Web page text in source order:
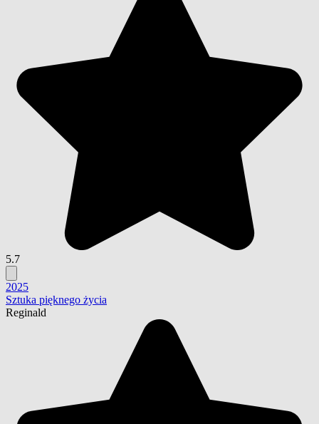
5.7
2025
Sztuka pięknego życia
Reginald